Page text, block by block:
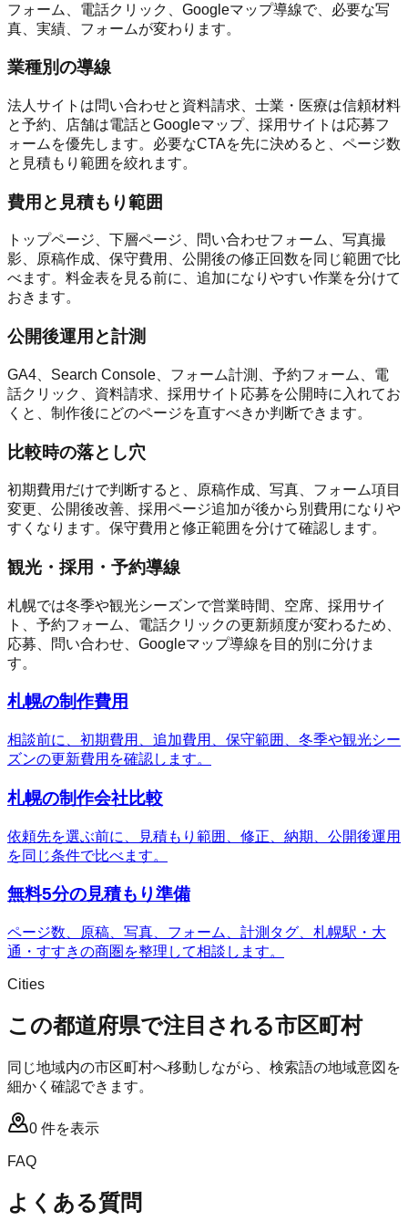
フォーム、電話クリック、Googleマップ導線で、必要な写
真、実績、フォームが変わります。
業種別の導線
法人サイトは問い合わせと資料請求、士業・医療は信頼材料
と予約、店舗は電話とGoogleマップ、採用サイトは応募フ
ォームを優先します。必要なCTAを先に決めると、ページ数
と見積もり範囲を絞れます。
費用と見積もり範囲
トップページ、下層ページ、問い合わせフォーム、写真撮
影、原稿作成、保守費用、公開後の修正回数を同じ範囲で比
べます。料金表を見る前に、追加になりやすい作業を分けて
おきます。
公開後運用と計測
GA4、Search Console、フォーム計測、予約フォーム、電
話クリック、資料請求、採用サイト応募を公開時に入れてお
くと、制作後にどのページを直すべきか判断できます。
比較時の落とし穴
初期費用だけで判断すると、原稿作成、写真、フォーム項目
変更、公開後改善、採用ページ追加が後から別費用になりや
すくなります。保守費用と修正範囲を分けて確認します。
観光・採用・予約導線
札幌では冬季や観光シーズンで営業時間、空席、採用サイ
ト、予約フォーム、電話クリックの更新頻度が変わるため、
応募、問い合わせ、Googleマップ導線を目的別に分けま
す。
札幌の制作費用
相談前に、初期費用、追加費用、保守範囲、冬季や観光シー
ズンの更新費用を確認します。
札幌の制作会社比較
依頼先を選ぶ前に、見積もり範囲、修正、納期、公開後運用
を同じ条件で比べます。
無料5分の見積もり準備
ページ数、原稿、写真、フォーム、計測タグ、札幌駅・大
通・すすきの商圏を整理して相談します。
Cities
この都道府県で注目される市区町村
同じ地域内の市区町村へ移動しながら、検索語の地域意図を
細かく確認できます。
0 件を表示
FAQ
よくある質問